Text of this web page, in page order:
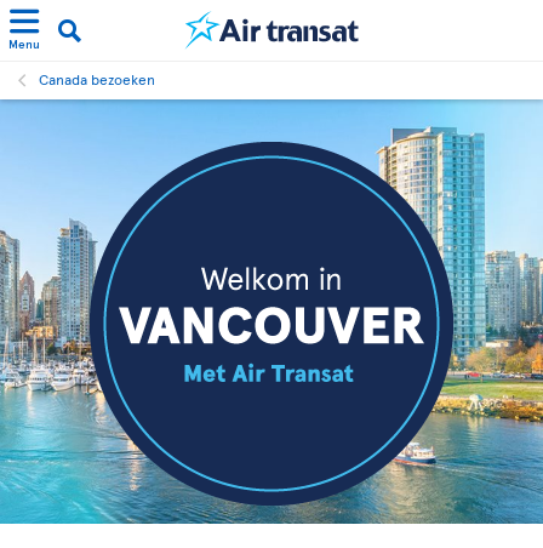
Menu
Canada bezoeken